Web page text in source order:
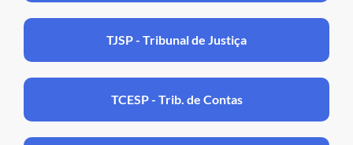
TJSP - Tribunal de Justiça
TCESP - Trib. de Contas